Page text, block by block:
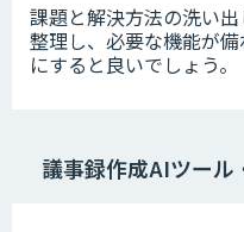
課題と解決方法の洗い
整理し、必要な機能が
にすると良いでしょう。
議事録作成AIツー